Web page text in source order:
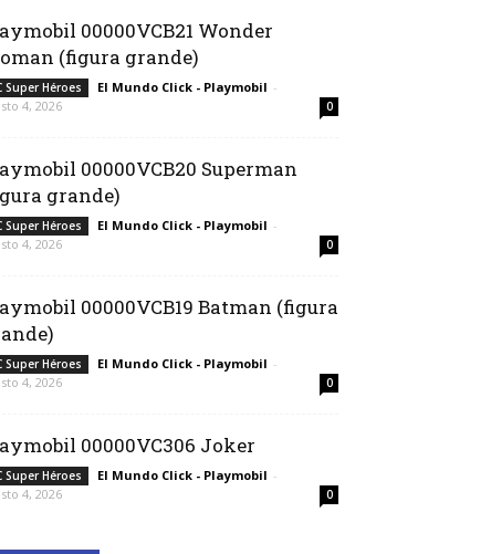
00000VCB21 Wonder
(figura grande)
Super Héroes El Mundo Click - Playmobil -
4, 2026
0
00000VCB20 Superman
grande)
Super Héroes El Mundo Click - Playmobil -
4, 2026
0
00000VCB19 Batman (figura
Super Héroes El Mundo Click - Playmobil -
4, 2026
0
00000VC306 Joker
Super Héroes El Mundo Click - Playmobil -
4, 2026
0